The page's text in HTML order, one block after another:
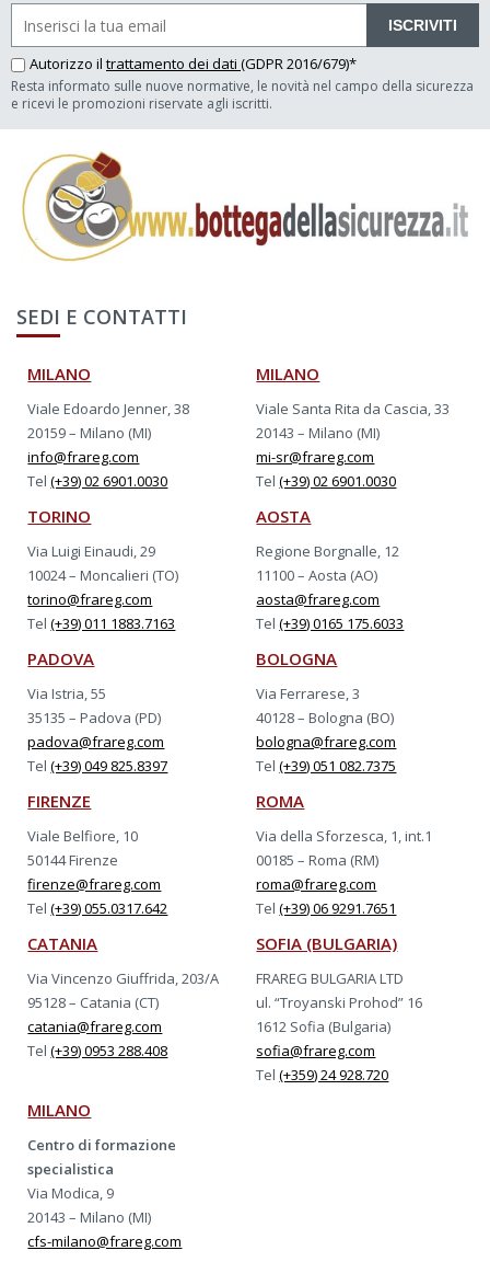
ISCRIVITI
Autorizzo il trattamento dei dati (GDPR 2016/679)*
Resta informato sulle nuove normative, le novità nel campo della sicurezza
e ricevi le promozioni riservate agli iscritti.
SEDI E CONTATTI
MILANO
Viale Edoardo Jenner, 38
20159 – Milano (MI)
info@frareg.com
Tel(+39) 02 6901.0030
MILANO
Viale Santa Rita da Cascia, 33
20143 – Milano (MI)
mi-sr@frareg.com
Tel(+39) 02 6901.0030
TORINO
Via Luigi Einaudi, 29
10024 – Moncalieri (TO)
torino@frareg.com
Tel(+39) 011 1883.7163
AOSTA
Regione Borgnalle, 12
11100 – Aosta (AO)
aosta@frareg.com
Tel(+39) 0165 175.6033
PADOVA
Via Istria, 55
35135 – Padova (PD)
padova@frareg.com
Tel(+39) 049 825.8397
BOLOGNA
Via Ferrarese, 3
40128 – Bologna (BO)
bologna@frareg.com
Tel(+39) 051 082.7375
FIRENZE
Viale Belfiore, 10
50144 Firenze
firenze@frareg.com
Tel(+39) 055.0317.642
ROMA
Via della Sforzesca, 1, int.1
00185 – Roma (RM)
roma@frareg.com
Tel(+39) 06 9291.7651
CATANIA
Via Vincenzo Giuffrida, 203/A
95128 – Catania (CT)
catania@frareg.com
Tel(+39) 0953 288.408
SOFIA (BULGARIA)
FRAREG BULGARIA LTD
ul. “Troyanski Prohod” 16
1612 Sofia (Bulgaria)
sofia@frareg.com
Tel(+359) 24 928.720
MILANO
Centro di formazione
specialistica
Via Modica, 9
20143 – Milano (MI)
cfs-milano@frareg.com